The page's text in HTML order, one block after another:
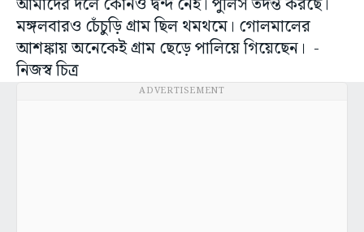
মঙ্গলবারও চেঁচুড়ি গ্রাম ছিল থমথমে। গোলমালের
আশঙ্কায় অনেকেই গ্রাম ছেড়ে পালিয়ে গিয়েছেন। -
নিজস্ব চিত্র
ADVERTISEMENT